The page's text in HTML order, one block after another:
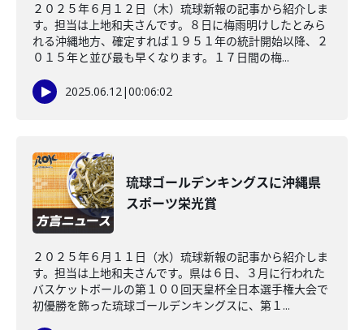
２０２５年６月１２日（木）琉球新報の記事から紹介しま
す。担当は上地和夫さんです。８日に梅雨明けしたとみら
れる沖縄地方、確定すれば１９５１年の統計開始以降、２
０１５年と並び最も早くなります。１７日間の梅...
2025.06.12|00:06:02
琉球ゴールデンキングスに沖縄県
スポーツ栄光賞
２０２５年６月１１日（水）琉球新報の記事から紹介しま
す。担当は上地和夫さんです。県は６日、３月に行われた
バスケットボールの第１００回天皇杯全日本選手権大会で
初優勝を飾った琉球ゴールデンキングスに、第１...